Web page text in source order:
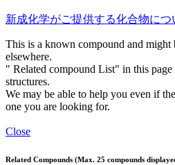
新成化学がご提供する化合物につ
This is a known compound and might
elsewhere.
" Related compound List" in this
structures.
We may be able to help you even if
one you are looking for.
Close
Related Compounds (Max. 25 compounds